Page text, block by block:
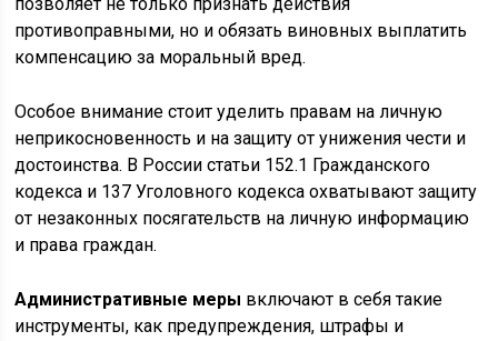
противоправными, но и обязать виновных выплатить
компенсацию за моральный вред.
Особое внимание стоит уделить правам на личную
неприкосновенность и на защиту от унижения чести и
достоинства. В России статьи 152.1 Гражданского
кодекса и 137 Уголовного кодекса охватывают защиту
от незаконных посягательств на личную информацию
и права граждан.
Административные меры включают в себя такие
инструменты, как предупреждения, штрафы и